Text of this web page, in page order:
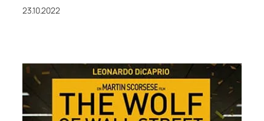
23.10.2022